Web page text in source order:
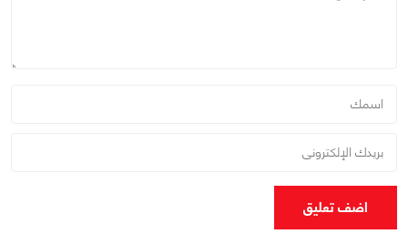
اضف تعليق